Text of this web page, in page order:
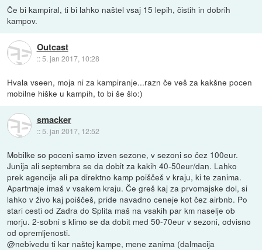
Če bi kampiral, ti bi lahko naštel vsaj 15 lepih, čistih in dobrih
kampov.
Outcast
::5. jan 2017, 10:28
Hvala vseen, moja ni za kampiranje...razn če veš za kakšne pocen
mobilne hiške u kampih, to bi še šlo:)
smacker
:: 5. jan 2017, 12:52
Mobilke so poceni samo izven sezone, v sezoni so čez 100eur.
Junija ali septembra se da dobit za kakih 40-50eur/dan. Lahko
prek agencije ali pa direktno kamp poiščeš v kraju, ki te zanima.
Apartmaje imaš v vsakem kraju. Če greš kaj za prvomajske dol, si
lahko v živo kaj poiščeš, pride navadno ceneje kot čez airbnb. Po
stari cesti od Zadra do Splita maš na vsakih par km naselje ob
morju. 2-sobni s klimo se da dobit med 50-70eur v sezoni, odvisno
od opremljenosti.
@nebivedu ti kar naštej kampe, mene zanima (dalmacija